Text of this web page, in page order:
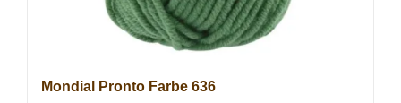
Mondial Pronto Farbe 636